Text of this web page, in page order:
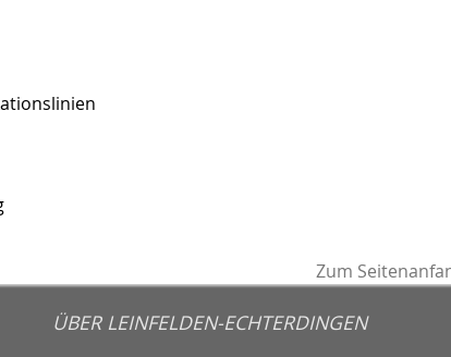
Zum
ÜBER LEINFELDEN-ECHTERDINGEN